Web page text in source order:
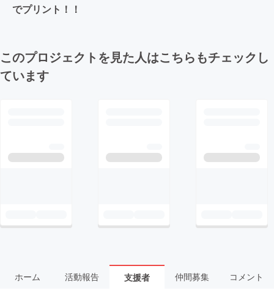
でプリント！！
このプロジェクトを見た人はこちらもチェックし
ています
ホーム 活動報告 支援者 仲間募集 コメント